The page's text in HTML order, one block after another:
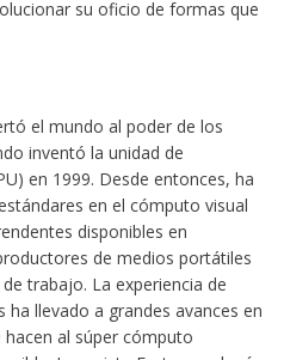
su oficio de formas que
el mundo al poder de los
inventó la unidad de
en 1999. Desde entonces, ha
en el cómputo visual
disponibles en
de medios portátiles
trabajo. La experiencia de
ha llevado a grandes avances en
al súper cómputo